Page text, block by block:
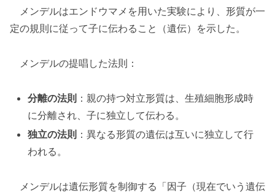
メンデルはエンドウマメを用いた実験により、形質が一
定の規則に従って子に伝わること（遺伝）を示した。
メンデルの提唱した法則：
分離の法則 ：親の持つ対立形質は、生殖細胞形成時
に分離され、子に独立して伝わる。
独立の法則 ：異なる形質の遺伝は互いに独立して行
われる。
メンデルは遺伝形質を制御する「因子（現在でいう遺伝